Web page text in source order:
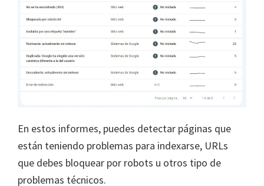
En estos informes, puedes detectar páginas que
están teniendo problemas para indexarse, URLs
que debes bloquear por robots u otros tipo de
problemas técnicos.